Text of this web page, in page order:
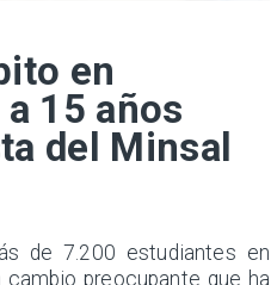
en
15 años
del Minsal
de 7.200 estudiantes en
preocupante que ha